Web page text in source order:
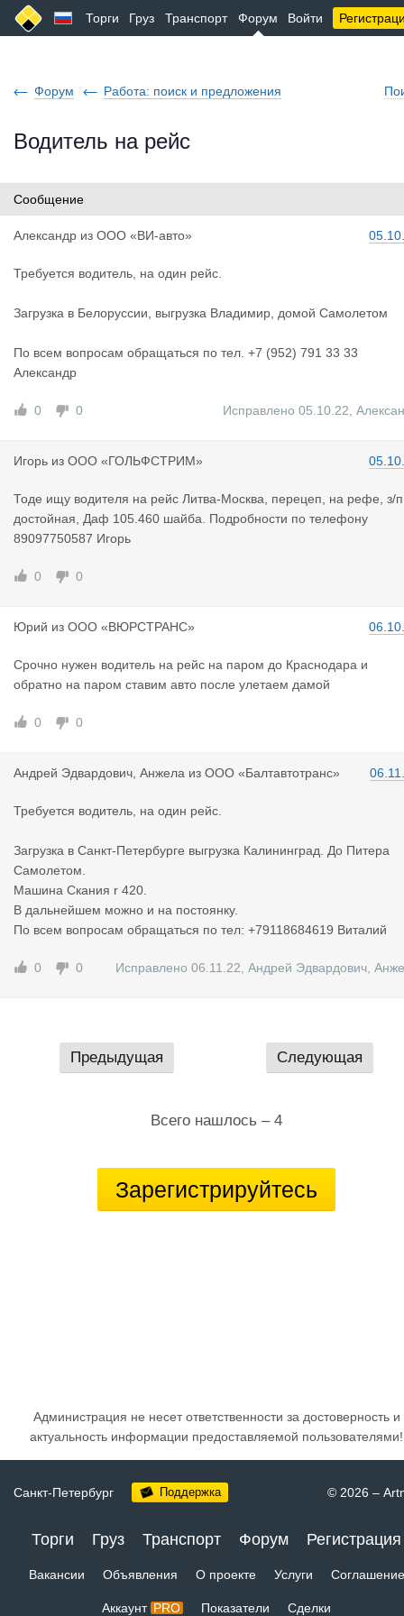
Торги Груз Транспорт Форум Войти
Форум Работа: поиск и предложения
Водитель на рейс
Сообщение
Александр из ООО «ВИ-авто»
Требуется водитель, на один рейс.
Загрузка в Белоруссии, выгрузка Владимир, домой Самолетом
По всем вопросам обращаться по тел. +7 (952) 791 33 33
Александр
0 0 Исправлено 05.10.22
Игорь из ООО «ГОЛЬФСТРИМ»
Тоде ищу водителя на рейс Литва-Москва, перецеп, на рефе, з/п
достойная, Даф 105.460 шайба. Подробности по телефону
89097750587 Игорь
0 0
Юрий из ООО «ВЮРСТРАНС»
Срочно нужен водитель на рейс на паром до Краснодара и
обратно на паром ставим авто после улетаем дамой
0 0
Андрей Эдвардович, Анжела из ООО «Балтавтотранс»
Требуется водитель, на один рейс.
Загрузка в Санкт-Петербурге выгрузка Калининград. До Питера
Самолетом.
Машина Скания r 420.
В дальнейшем можно и на постоянку.
По всем вопросам обращаться по тел: +79118684619 Виталий
0 0 Исправлено 06.11.22 Андрей Эдвардович,
Предыдущая Следующая
Всего нашлось – 4
Зарегистрируйтесь
Администрация не несет ответственности за достоверность и
актуальность информации предоставляемой пользователями!
Санкт-Петербург Поддержка © 2026 –
Торги Груз Транспорт Форум Регистрация
Вакансии Объявления О проекте Услуги Соглашение
Аккаунт PRO Показатели Сделки